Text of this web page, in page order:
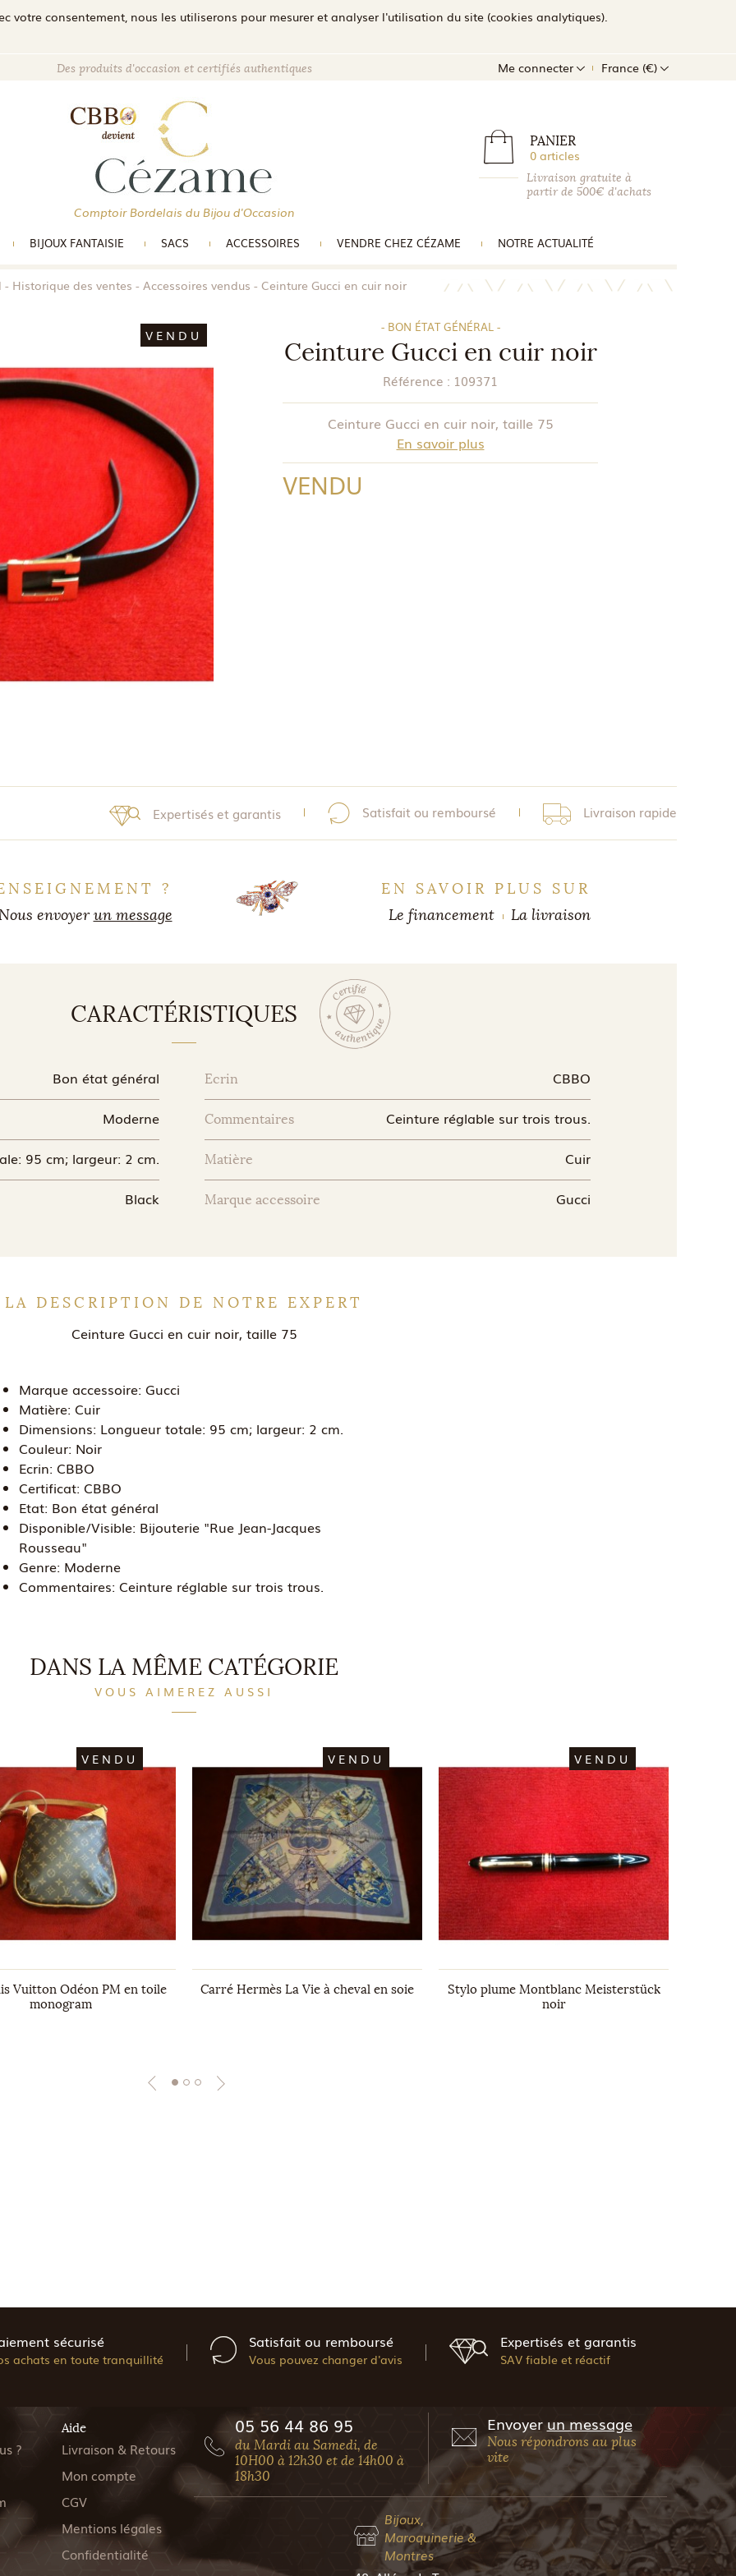
votre consentement, nous les utiliserons pour mesurer et analyser l'utilisation du site (cookies analytiques).
Des produits d'occasion et certifiés authentiques Me connecter France (€)
PANIER
0 articles
Livraison gratuite à
partir de 500€ d'achats
Comptoir Bordelais du Bijou d'Occasion
BIJOUX FANTAISIE SACS ACCESSOIRES VENDRE CHEZ CÉZAME NOTRE ACTUALITÉ
Historique des ventes Accessoires vendus Ceinture Gucci en cuir noir
VENDU
- BON ÉTAT GÉNÉRAL -
Ceinture Gucci en cuir noir
Référence : 109371
Ceinture Gucci en cuir noir, taille 75
En savoir plus
VENDU
Expertisés et garantis Satisfait ou remboursé Livraison rapide
?
envoyerun message
EN SAVOIR PLUS SUR
Le financement
La livraison
CARACTÉRISTIQUES
Bon état général Ecrin CBBO
Moderne Commentaires Ceinture réglable sur trois trous.
95 cm; largeur: 2 cm. Matière Cuir
Black Marque accessoire Gucci
LA DESCRIPTION DE NOTRE EXPERT
Ceinture Gucci en cuir noir, taille 75
Marque accessoire: Gucci
Matière: Cuir
Dimensions: Longueur totale: 95 cm; largeur: 2 cm.
Couleur: Noir
Ecrin: CBBO
Certificat: CBBO
Etat: Bon état général
Disponible/Visible: Bijouterie "Rue Jean-Jacques
Rousseau"
Genre: Moderne
Commentaires: Ceinture réglable sur trois trous.
DANS LA MÊME CATÉGORIE
VOUS AIMEREZ AUSSI
VENDU
Vuitton Odéon PM en toile
monogram
VENDU
Carré Hermès La Vie à cheval en soie
VENDU
Stylo plume Montblanc Meisterstück
noir
sécurisé
achats en toute tranquillité
Satisfait ou remboursé
Vous pouvez changer d'avis
Expertisés et garantis
SAV fiable et réactif
?
Aide
Livraison & Retours
Mon compte
CGV
Mentions légales
Confidentialité
05 56 44 86 95
du Mardi au Samedi, de
10H00 à 12h30 et de 14h00 à
18h30
Envoyer un message
Nous répondrons au plus
vite
Bijoux,
Maroquinerie &
Montres